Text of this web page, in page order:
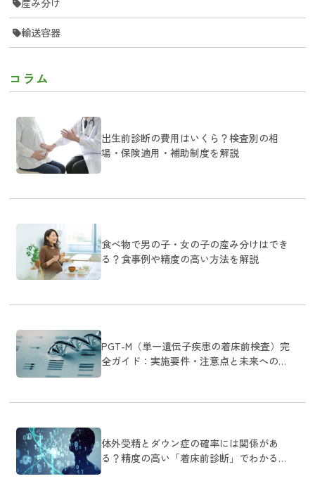
産み分け
輸送容器
コラム
出生前診断の費用はいくら？検査別の相
場・保険適用・補助制度を解説
食べ物で男の子・女の子の産み分けはでき
る？食事例や精度の高い方法を解説
PGT-M（単一遺伝子疾患の着床前検査）完
全ガイド：実施要件・注意点と未来への備
え
体外受精とダウン症の確率には関係があ
る？精度の高い「着床前診断」でわかるこ
と